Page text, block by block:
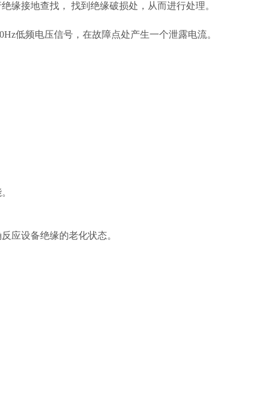
缘接地查找， 找到绝缘破损处，从而进行处理。
低频电压信号，在故障点处产生一个泄露电流。
应设备绝缘的老化状态。